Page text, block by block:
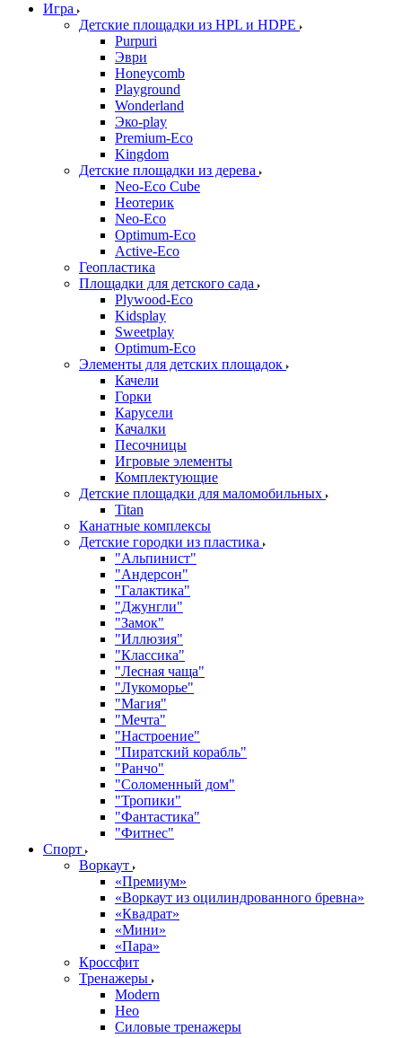
Игра
Детские площадки из HPL и HDPE
Purpuri
Эври
Honeycomb
Playground
Wonderland
Эко-play
Premium-Eco
Kingdom
Детские площадки из дерева
Neo-Eco Cube
Неотерик
Neo-Eco
Оptimum-Еco
Active-Eco
Геопластика
Площадки для детского сада
Plywood-Eco
Kidsplay
Sweetplay
Оptimum-Еco
Элементы для детских площадок
Качели
Горки
Карусели
Качалки
Песочницы
Игровые элементы
Комплектующие
Детские площадки для маломобильных
Titan
Канатные комплексы
Детские городки из пластика
"Альпинист"
"Андерсон"
"Галактика"
"Джунгли"
"Замок"
"Иллюзия"
"Классика"
"Лесная чаща"
"Лукоморье"
"Магия"
"Мечта"
"Настроение"
"Пиратский корабль"
"Ранчо"
"Соломенный дом"
"Тропики"
"Фантастика"
"Фитнес"
Спорт
Воркаут
«Премиум»
«Воркаут из оцилиндрованного бревна»
«Квадрат»
«Мини»
«Пара»
Кроссфит
Тренажеры
Modern
Нео
Силовые тренажеры